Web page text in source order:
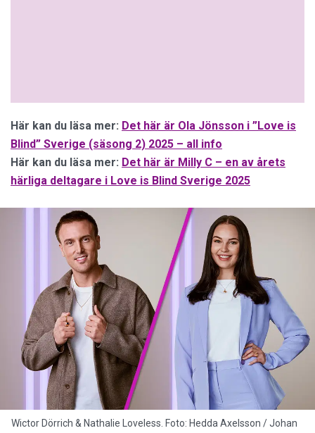
Här kan du läsa mer: Det här är Ola Jönsson i ”Love is
Blind” Sverige (säsong 2) 2025 – all info
Här kan du läsa mer: Det här är Milly C – en av årets
härliga deltagare i Love is Blind Sverige 2025
Wictor Dörrich & Nathalie Loveless. Foto: Hedda Axelsson / Johan